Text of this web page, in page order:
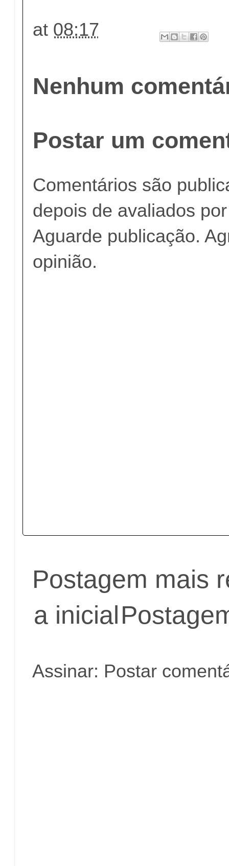
at 08:17
Nenhum
Postar um
Comentários são
depois de avaliados
Aguarde publicação.
opinião.
Postagem mais
a inicial
Assinar: Postar